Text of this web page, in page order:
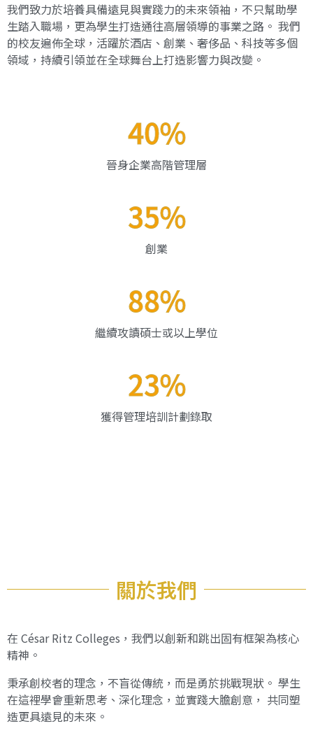
我們致力於培養具備遠見與實踐力的未來領袖， 不只幫助學
生踏入職場，更為學生打造通往高層領導的事業之路。 我們
的校友遍佈全球，活躍於酒店、創業、奢侈品、科技等多個
領域，持續引領並在全球舞台上打造影響力與改變。
40%
晉身企業高階管理層
35%
創業
88%
繼續攻讀碩士或以上學位
23%
獲得管理培訓計劃錄取
關於我們
在 César Ritz Colleges，我們以創新和跳出固有框架為核心
精神。
秉承創校者的理念，不盲從傳統，而是勇於挑戰現狀。 學生
在這裡學會重新思考、深化理念，並實踐大膽創意， 共同塑
造更具遠見的未來。